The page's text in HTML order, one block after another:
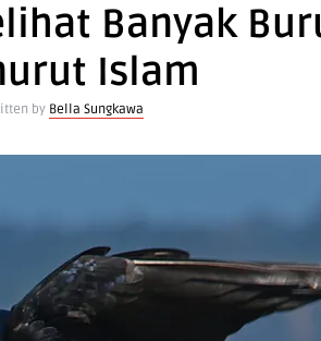
Banyak
Islam
by Bella Sungkawa